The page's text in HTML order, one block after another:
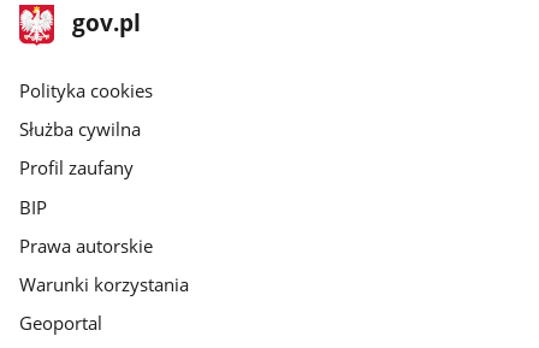
stopka
gov.pl
Strona
gov.pl
gov.pl
Polityka cookies
Służba cywilna
Profil zaufany
BIP
Prawa autorskie
Warunki korzystania
Geoportal